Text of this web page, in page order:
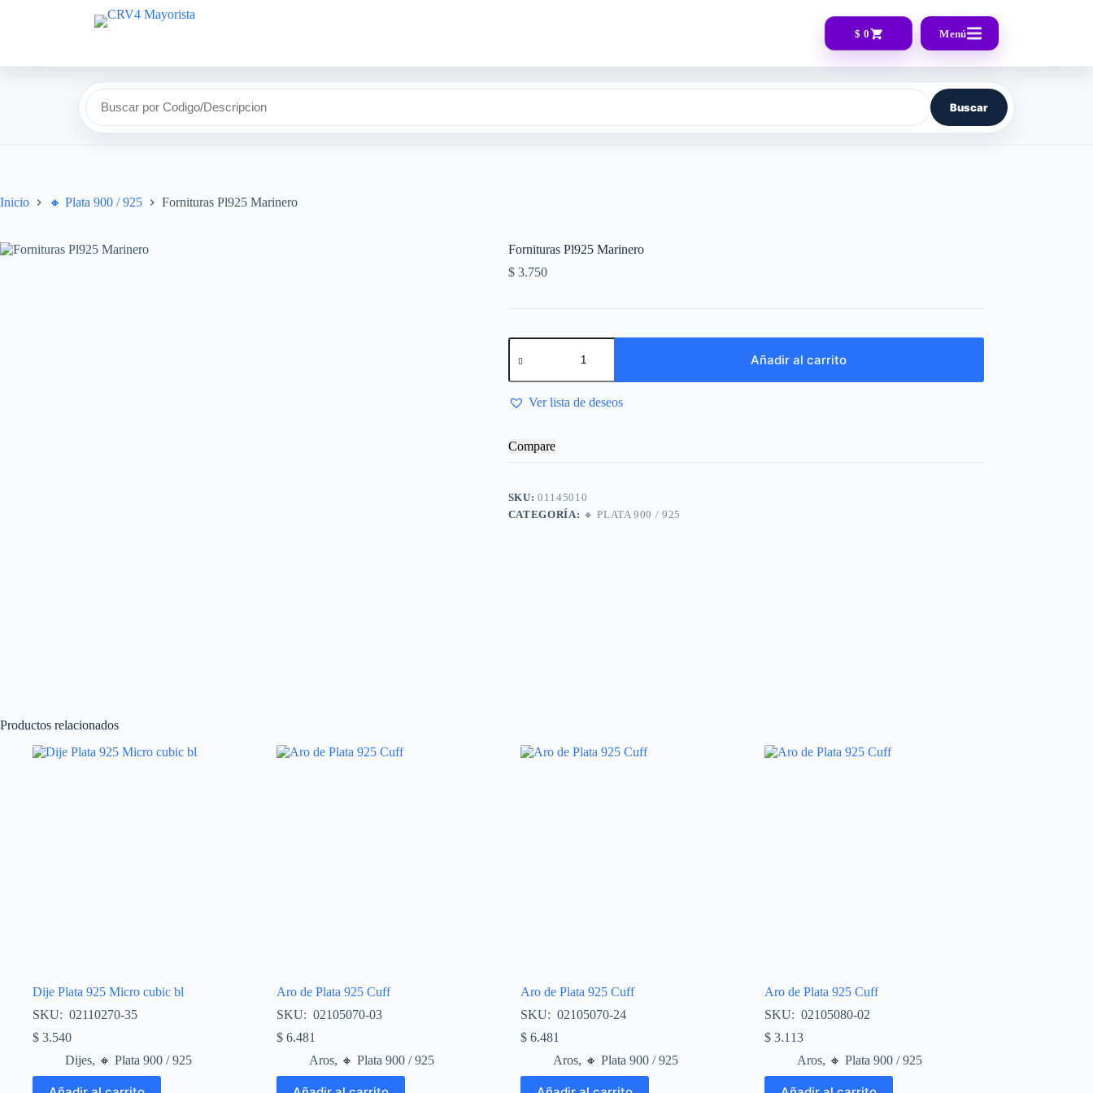
$ 0 Menú
Buscar por Codigo/Descripcion Buscar
Inicio 🔸​ Plata 900 / 925 Fornituras Pl925 Marinero
Fornituras Pl925 Marinero
$3.750
Fornituras
Pl925
cantidad
Añadir al carrito
Ver lista de deseos
Compare
SKU:01145010
CATEGORÍA: 🔸​ PLATA 900 / 925
Productos relacionados
Dije Plata 925 Micro cubic bl
SKU: 02110270-35
$ 3.540
Dijes, 🔸​ Plata 900 / 925
Aro de Plata 925 Cuff
SKU: 02105070-03
$6.481
Aros, 🔸​ Plata 900 / 925
Aro de Plata 925 Cuff
SKU: 02105070-24
$6.481
Aros, 🔸​ Plata 900 / 925
Aro de Plata 925 Cuff
SKU: 02105080-02
$3.113
Aros, 🔸​ Plata 900 / 925